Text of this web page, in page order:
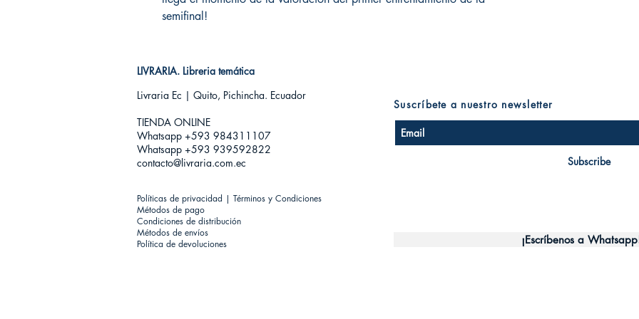
semifinal!
LIVRARIA. Libreria temática
Livraria Ec | Quito, Pichincha. Ecuador
TIENDA ONLINE​
Whatsapp +593 984311107
Whatsapp +593 939592822
contacto@livraria.com.ec
Políticas de privacidad | Términos y Condiciones
Métodos de pago
Condiciones de distribución
Métodos de envíos
Política de devoluciones
Subscribe
Suscríbete a nuestro newsletter
¡Escríbenos a